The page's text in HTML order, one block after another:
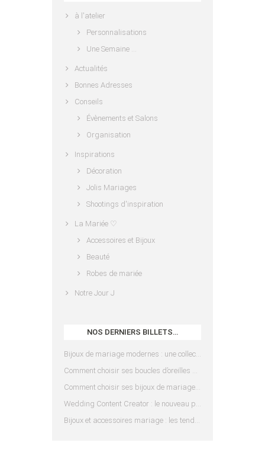
à l'atelier
Personnalisations
Une Semaine …
Actualités
Bonnes Adresses
Conseils
Évènements et Salons
Organisation
Inspirations
Décoration
Jolis Mariages
Shootings d'inspiration
La Mariée ♡
Accessoires et Bijoux
Beauté
Robes de mariée
Notre Jour J
NOS DERNIERS BILLETS…
Bijoux de mariage modernes : une collection pensée pour les mariées d’aujourd’hui
Comment choisir ses boucles d’oreilles de mariée en fonction de sa coiffure ?
Comment choisir ses bijoux de mariage en fonction de sa robe ?
Wedding Content Creator : le nouveau prestataire indispensable pour votre mariage
Bijoux et accessoires mariage : les tendances 2025